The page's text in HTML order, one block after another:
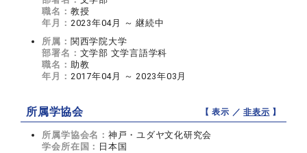
職名： 教授
年月： 2023年04月 ～ 継続中
所属： 関西学院大学
部署名： 文学部 文学言語学科
職名： 助教
年月： 2017年04月 ～ 2023年03月
所属学協会 【 表示 ／非表示 】
所属学協会名： 神戸・ユダヤ文化研究会
学会所在国： 日本国